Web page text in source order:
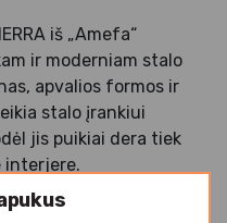
iš „Amefa“
ir moderniam stalo
apvalios formos ir
stalo įrankiui
jis puikiai dera tiek
interjere.
18/10 nerūdijančio